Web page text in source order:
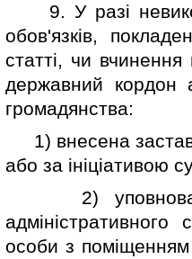
9. У разi
обов'язкiв,
статтi, чи
державний кордон
громадянства:
1) внесена
або за iнiцiативою
2)
особи з помiщенням